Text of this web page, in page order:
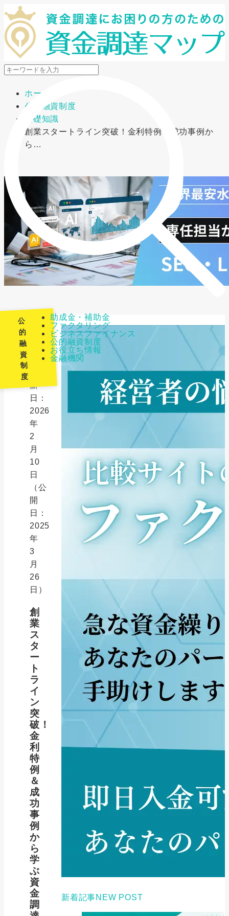
メニューを開閉
助成金・補助金
ファクタリング
ビジネスファイナンス
公的融資制度
お役立ち情報
金融機関
ホーム
公的融資制度
基礎知識
創業スタートライン突破！金利特例＆成功事例か
ら…
公
的
融
資
制
度
新
日：
2026
年
2
月
10
日
（公
開
日：
2025
年
3
月
26
日）
創
業
ス
タ
ー
ト
ラ
イ
ン
突
破！
金
利
特
例
＆
成
功
事
例
か
ら
学
ぶ
資
金
調
新着記事NEW POST